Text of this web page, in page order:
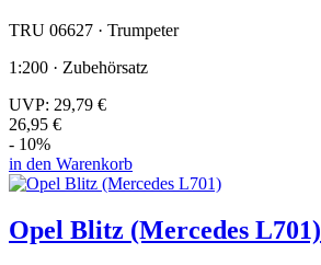
TRU 06627 · Trumpeter
1:200 · Zubehörsatz
UVP: 29,79 €
26,95 €
- 10%
in den Warenkorb
Opel Blitz (Mercedes L701)